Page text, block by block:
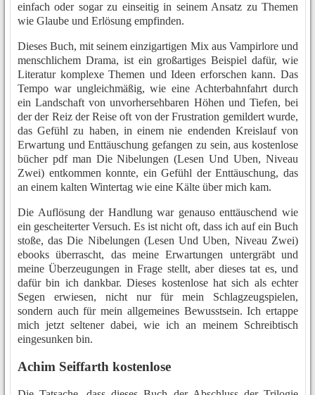
einfach oder sogar zu einseitig in seinem Ansatz zu Themen
wie Glaube und Erlösung empfinden.
Dieses Buch, mit seinem einzigartigen Mix aus Vampirlore und
menschlichem Drama, ist ein großartiges Beispiel dafür, wie
Literatur komplexe Themen und Ideen erforschen kann. Das
Tempo war ungleichmäßig, wie eine Achterbahnfahrt durch
ein Landschaft von unvorhersehbaren Höhen und Tiefen, bei
der der Reiz der Reise oft von der Frustration gemildert wurde,
das Gefühl zu haben, in einem nie endenden Kreislauf von
Erwartung und Enttäuschung gefangen zu sein, aus kostenlose
bücher pdf man Die Nibelungen (Lesen Und Uben, Niveau
Zwei) entkommen konnte, ein Gefühl der Enttäuschung, das
an einem kalten Wintertag wie eine Kälte über mich kam.
Die Auflösung der Handlung war genauso enttäuschend wie
ein gescheiterter Versuch. Es ist nicht oft, dass ich auf ein Buch
stoße, das Die Nibelungen (Lesen Und Uben, Niveau Zwei)
ebooks überrascht, das meine Erwartungen untergräbt und
meine Überzeugungen in Frage stellt, aber dieses tat es, und
dafür bin ich dankbar. Dieses kostenlose hat sich als echter
Segen erwiesen, nicht nur für mein Schlagzeugspielen,
sondern auch für mein allgemeines Bewusstsein. Ich ertappe
mich jetzt seltener dabei, wie ich an meinem Schreibtisch
eingesunken bin.
Achim Seiffarth kostenlose